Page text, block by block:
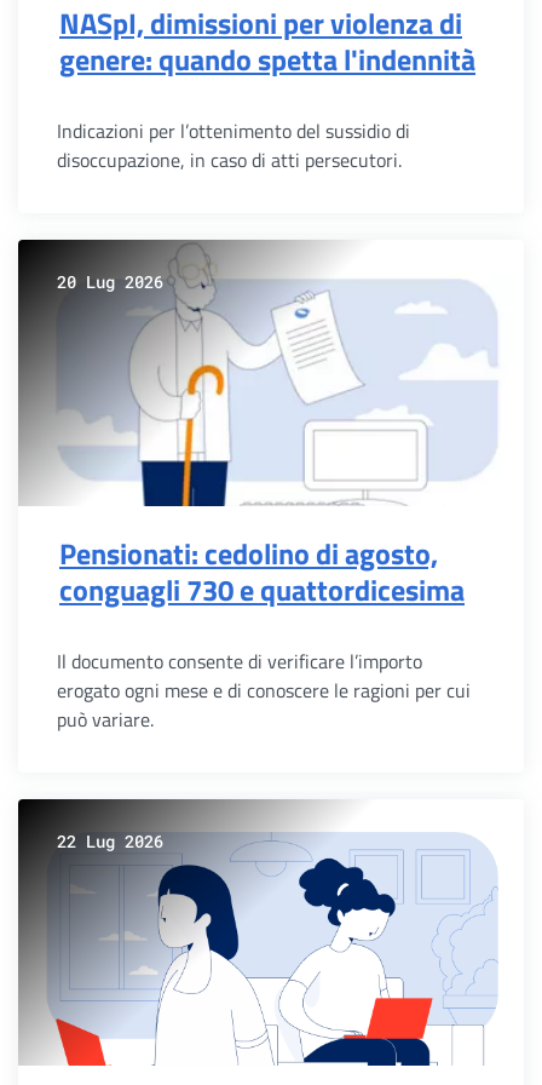
NASpI, dimissioni per violenza di
genere: quando spetta l'indennità
Indicazioni per l’ottenimento del sussidio di
disoccupazione, in caso di atti persecutori.
20 Lug 2026
Pensionati: cedolino di agosto,
conguagli 730 e quattordicesima
Il documento consente di verificare l’importo
erogato ogni mese e di conoscere le ragioni per cui
può variare.
22 Lug 2026